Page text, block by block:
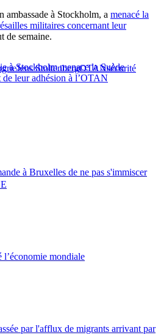
ambassade à Stockholm, a menacé la
militaires concernant leur
de semaine.
à Stockholm menace la Suède
leur adhésion à l’OTAN
Jens StoltenbergOTANsécurité
à Bruxelles de ne pas s'immiscer
mondiale
par l'afflux de migrants arrivant par